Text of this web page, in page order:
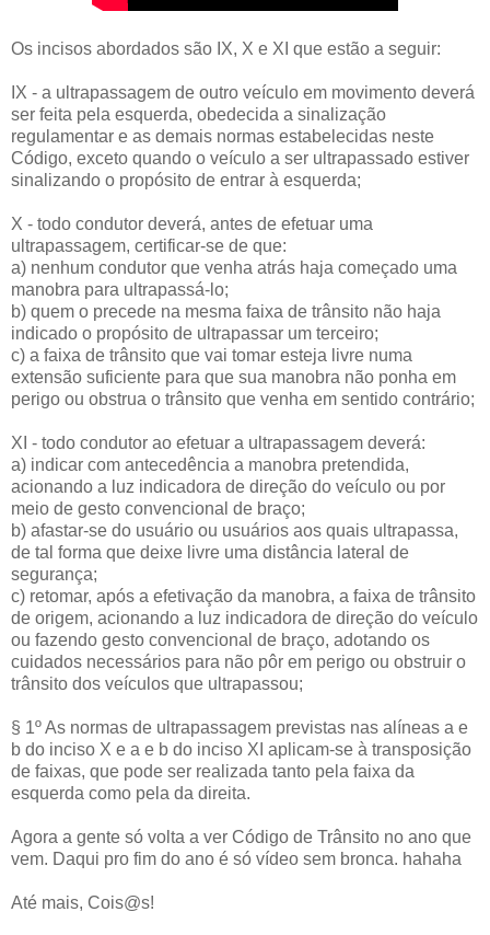
Os incisos abordados são IX, X e XI que estão a seguir:
IX - a ultrapassagem de outro veículo em movimento deverá
ser feita pela esquerda, obedecida a sinalização
regulamentar e as demais normas estabelecidas neste
Código, exceto quando o veículo a ser ultrapassado estiver
sinalizando o propósito de entrar à esquerda;
X - todo condutor deverá, antes de efetuar uma
ultrapassagem, certificar-se de que:
a) nenhum condutor que venha atrás haja começado uma
manobra para ultrapassá-lo;
b) quem o precede na mesma faixa de trânsito não haja
indicado o propósito de ultrapassar um terceiro;
c) a faixa de trânsito que vai tomar esteja livre numa
extensão suficiente para que sua manobra não ponha em
perigo ou obstrua o trânsito que venha em sentido contrário;
XI - todo condutor ao efetuar a ultrapassagem deverá:
a) indicar com antecedência a manobra pretendida,
acionando a luz indicadora de direção do veículo ou por
meio de gesto convencional de braço;
b) afastar-se do usuário ou usuários aos quais ultrapassa,
de tal forma que deixe livre uma distância lateral de
segurança;
c) retomar, após a efetivação da manobra, a faixa de trânsito
de origem, acionando a luz indicadora de direção do veículo
ou fazendo gesto convencional de braço, adotando os
cuidados necessários para não pôr em perigo ou obstruir o
trânsito dos veículos que ultrapassou;
§ 1º As normas de ultrapassagem previstas nas alíneas a e
b do inciso X e a e b do inciso XI aplicam-se à transposição
de faixas, que pode ser realizada tanto pela faixa da
esquerda como pela da direita.
Agora a gente só volta a ver Código de Trânsito no ano que
vem. Daqui pro fim do ano é só vídeo sem bronca. hahaha
Até mais, Cois@s!